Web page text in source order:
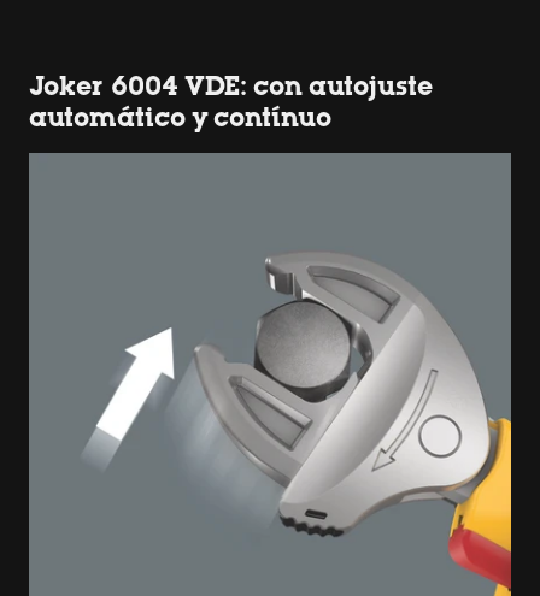
Joker 6004 VDE: con autojuste
automático y contínuo